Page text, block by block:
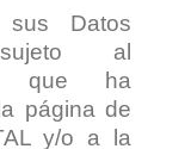
Datos
al
que ha
página de
y/o a la